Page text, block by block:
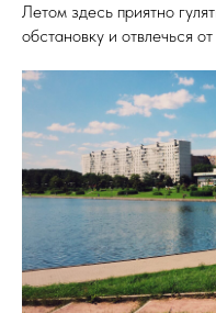
Летом здесь приятно
обстановку и отвлечься